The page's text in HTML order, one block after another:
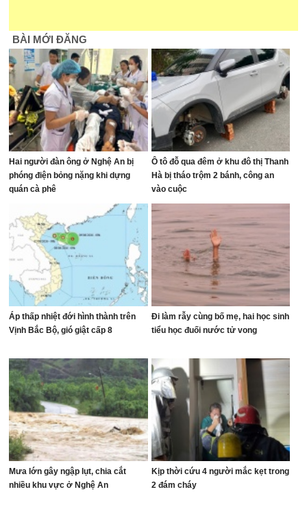
BÀI MỚI ĐĂNG
Hai người đàn ông ở Nghệ An bị
phóng điện bỏng nặng khi dựng
quán cà phê
Ô tô đỗ qua đêm ở khu đô thị Thanh
Hà bị tháo trộm 2 bánh, công an
vào cuộc
Áp thấp nhiệt đới hình thành trên
Vịnh Bắc Bộ, gió giật cấp 8
Đi làm rẫy cùng bố mẹ, hai học sinh
tiểu học đuối nước tử vong
Mưa lớn gây ngập lụt, chia cắt
nhiều khu vực ở Nghệ An
Kịp thời cứu 4 người mắc kẹt trong
2 đám cháy